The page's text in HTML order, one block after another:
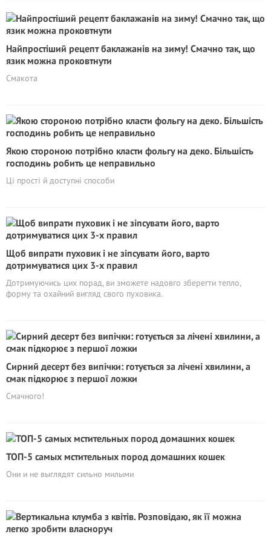
Найпростіший рецепт баклажанів на зиму! Смачно так, що
язик можна проковтнути
Смакота
Якою стороною потрібно класти фольгу на деко. Більшість
господинь робить це неправильно
Ці прості й доступні способи
Щоб випрати пуховик і не зіпсувати його, варто
дотримуватися цих 3-х правил
Дотримуючись цих порад, ви зможете надовго зберегти тепло,
форму та охайний вигляд свого пуховика.
Сирний десерт без випічки: готується за лічені хвилини, а
смак підкорює з першої ложки
Смачного!
ТОП-5 самых мстительных пород домашних кошек
Они и не выглядят сильно милыми